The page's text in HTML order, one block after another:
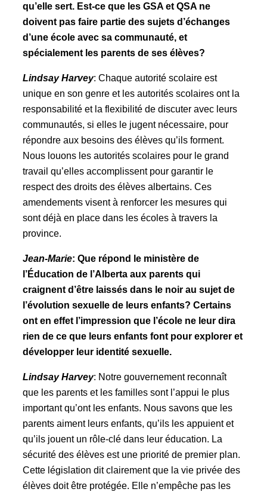
qu’elle sert. Est-ce que les GSA et QSA ne
doivent pas faire partie des sujets d’échanges
d’une école avec sa communauté, et
spécialement les parents de ses élèves?
Lindsay Harvey: Chaque autorité scolaire est
unique en son genre et les autorités scolaires ont la
responsabilité et la flexibilité de discuter avec leurs
communautés, si elles le jugent nécessaire, pour
répondre aux besoins des élèves qu’ils forment.
Nous louons les autorités scolaires pour le grand
travail qu’elles accomplissent pour garantir le
respect des droits des élèves albertains. Ces
amendements visent à renforcer les mesures qui
sont déjà en place dans les écoles à travers la
province.
Jean-Marie: Que répond le ministère de
l’Éducation de l’Alberta aux parents qui
craignent d’être laissés dans le noir au sujet de
l’évolution sexuelle de leurs enfants? Certains
ont en effet l’impression que l’école ne leur dira
rien de ce que leurs enfants font pour explorer et
développer leur identité sexuelle.
Lindsay Harvey: Notre gouvernement reconnaît
que les parents et les familles sont l’appui le plus
important qu’ont les enfants. Nous savons que les
parents aiment leurs enfants, qu’ils les appuient et
qu’ils jouent un rôle-clé dans leur éducation. La
sécurité des élèves est une priorité de premier plan.
Cette législation dit clairement que la vie privée des
élèves doit être protégée. Elle n’empêche pas les